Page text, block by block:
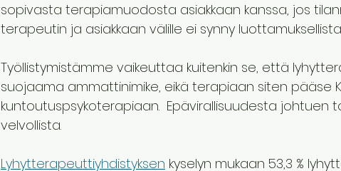
sopivasta terapiamuodosta asiakkaan kanssa, jos
terapeutin ja asiakkaan välille ei synny
Työllistymistämme vaikeuttaa kuitenkin se, että
suojaama ammattinimike, eikä terapiaan siten pääse
kuntoutuspsykoterapiaan.  Epävirallisuudesta johtuen
velvollista.
Lyhytterapeuttiyhdistyksen kyselyn mukaan 53,3 %